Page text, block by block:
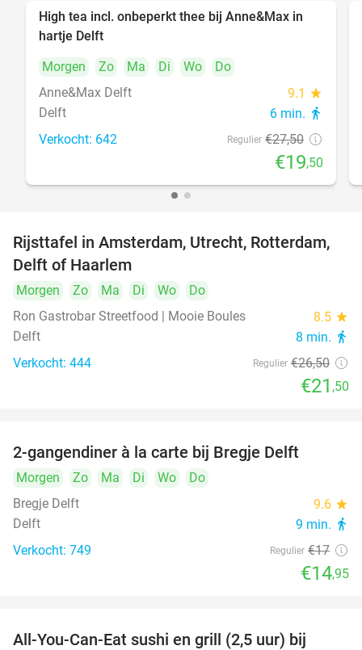
29%
High tea incl. onbeperkt thee bij Anne&Max in
hartje Delft
Morgen
Zo Ma Di Wo
Do
Anne&Max Delft
9.1 star
Delft 6 min. directions_walk
Verkocht: 642 Regulier €27,50
€19,50
19%
Rijsttafel in Amsterdam, Utrecht, Rotterdam,
Delft of Haarlem
Morgen Zo Ma Di Wo
Do
Ron Gastrobar Streetfood | Mooie Boules
8.5 star
Delft 8 min. directions_walk
Verkocht: 444 Regulier €26,50
€21 ,50
2-gangendiner à la carte bij Bregje Delft
Morgen Zo Ma Di Wo
Do
Bregje Delft
9.6 star
Delft 9 min. directions_walk
Verkocht: 749 Regulier €17
€14,95
All-You-Can-Eat sushi en grill (2,5 uur) bij